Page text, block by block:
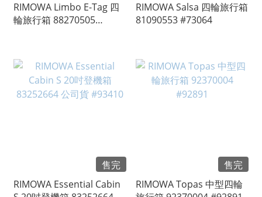
RIMOWA Limbo E-Tag 四
輪旅行箱 88270505
RIMOWA Salsa 四輪旅行箱
81090553 #73064
售完
RIMOWA Essential Cabin
售完
RIMOWA Topas 中型四輪